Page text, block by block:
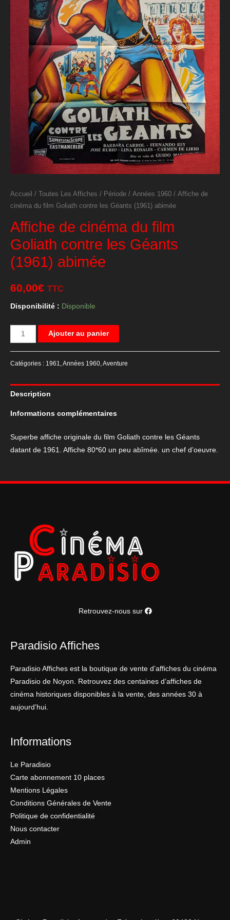
Accueil / Toutes Les Affiches / Période / Années 1960 / Affiche de
cinéma du film Goliath contre les Géants (1961) abimée
Affiche de cinéma du film
Goliath contre les Géants
(1961) abimée
60,00€ TTC
Disponibilité : Disponible
quantité
de
du
contre
les
abimée
Ajouter au panier
Catégories : 1961,Années 1960,Aventure
Description
Informations complémentaires
Superbe affiche originale du film Goliath contre les Géants
datant de 1961. Affiche 80*60 un peu abîmée. un chef d’oeuvre.
Retrouvez-nous sur
Paradisio Affiches
Paradisio Affiches est la boutique de vente d’affiches du cinéma
Paradisio de Noyon. Retrouvez des centaines d’affiches de
cinéma historiques disponibles à la vente, des années 30 à
aujourd’hui.
Informations
Le Paradisio
Carte abonnement 10 places
Mentions Légales
Conditions Générales de Vente
Politique de confidentialité
Nous contacter
Admin